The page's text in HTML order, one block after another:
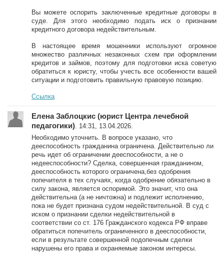
Вы можете оспорить заключенные кредитные договоры в
суде. Для этого необходимо подать иск о признании
кредитного договора недействительным.
В настоящее время мошенники используют огромное
множество различных незаконных схем при оформлении
кредитов и займов, поэтому для подготовки иска советую
обратиться к юристу, чтобы учесть все особенности вашей
ситуации и подготовить правильную правовую позицию.
Ссылка
Елена Заблоцкис (юрист Центра лечебной
педагогики) . 14:31, 13.04.2026.
Необходимо уточнить. В вопросе указано, что
дееспособность гражданина ограничена. Действительно ли
речь идет об ограничении дееспособности, а не о
недееспособности? Сделка, совершенная гражданином,
дееспособность которого ограничена,без одобрения
попечителя в тех случаях, когда одобрение обязательно в
силу закона, является оспоримой. Это значит, что она
действительна (а не ничтожна) и подлежит исполнению,
пока не будет признана судом недействительной. В суд с
иском о признании сделки недействительной в
соответствии со ст. 176 Гражданского кодекса РФ вправе
обратиться попечитель ограниченного в дееспособности,
если в результате совершенной подопечным сделки
нарушены его права и охраняемые законом интересы.